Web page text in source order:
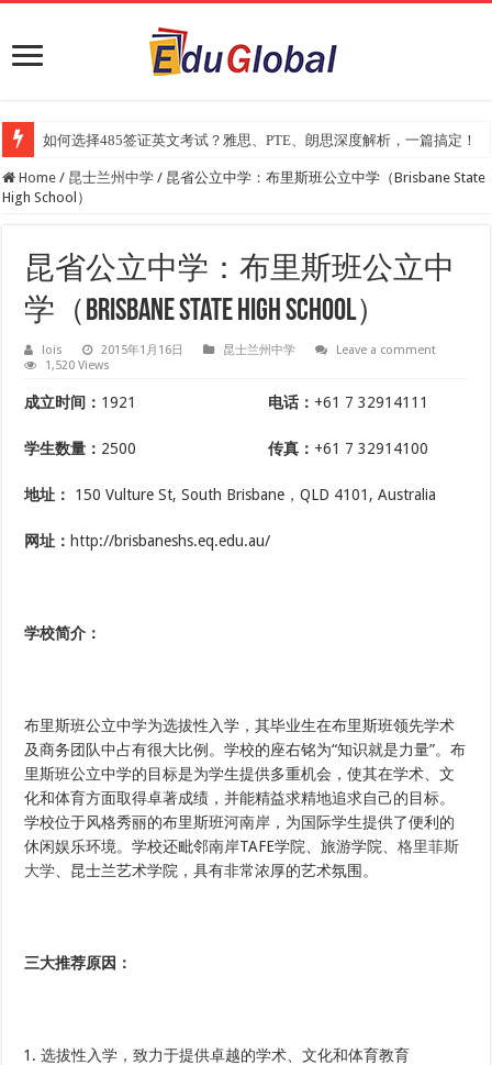
如何选择485签证英文考试？雅思、PTE、朗思深度解析，一篇搞定！
2025年《澳洲金融评论报》大学排名出炉：一份关乎本地就业与声誉的
Home / 昆士兰州中学 / 昆省公立中学：布里斯班公立中学（Brisbane State
High School）
昆省公立中学：布里斯班公立中
学（Brisbane State High School）
lois 2015年1月16日 昆士兰州中学
Leave a comment
1,520 Views
成立时间： 1921 电话： +61 7 32914111
学生数量： 2500传真： +61 7 32914100
地址： 150 Vulture St, South Brisbane，QLD 4101, Australia
网址： http://brisbaneshs.eq.edu.au/
学校简介 ：
布里斯班公立中学为选拔性入学，其毕业生在布里斯班领先学术
及商务团队中占有很大比例。学校的座右铭为“知识就是力量”。布
里斯班公立中学的目标是为学生提供多重机会，使其在学术、文
化和体育方面取得卓著成绩，并能精益求精地追求自己的目标。
学校位于风格秀丽的布里斯班河南岸，为国际学生提供了便利的
休闲娱乐环境。学校还毗邻南岸TAFE学院、旅游学院、格里菲斯
大学 、昆士兰艺术学院，具有非常浓厚的艺术氛围。
三大推荐原因 ：
选拔性入学，致力于提供卓越的学术、文化和体育教育